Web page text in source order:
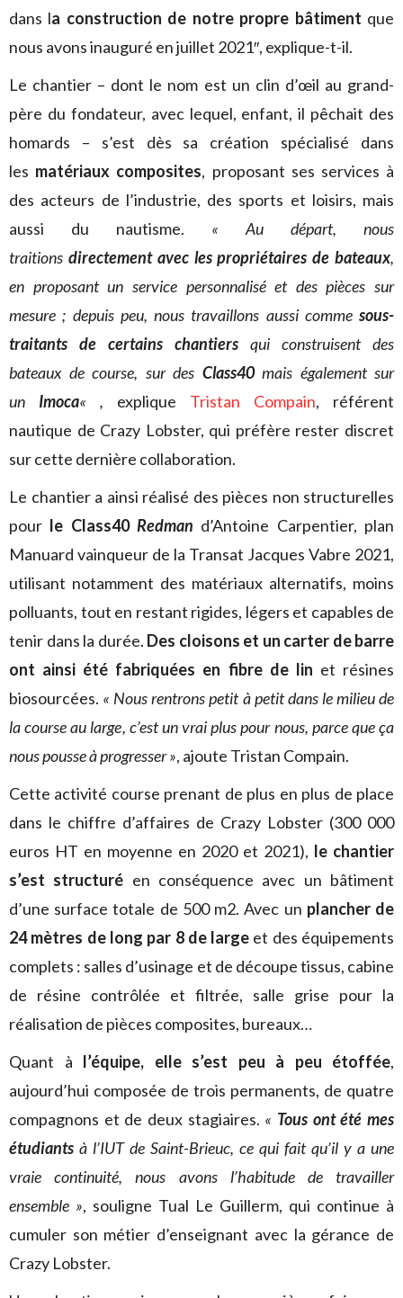
dans la construction de notre propre bâtiment que
nous avons inauguré en juillet 2021″, explique-t-il.
Le chantier – dont le nom est un clin d’œil au grand-
père du fondateur, avec lequel, enfant, il pêchait des
homards – s’est dès sa création spécialisé dans
les matériaux composites, proposant ses services à
des acteurs de l’industrie, des sports et loisirs, mais
aussi du nautisme. « Au départ, nous
traitions directement avec les propriétaires de bateaux,
en proposant un service personnalisé et des pièces sur
mesure ; depuis peu, nous travaillons aussi comme sous-
traitants de certains chantiers qui construisent des
bateaux de course, sur des Class40mais également sur
un Imoca« , explique Tristan Compain, référent
nautique de Crazy Lobster, qui préfère rester discret
sur cette dernière collaboration.
Le chantier a ainsi réalisé des pièces non structurelles
pour le Class40Redman d’Antoine Carpentier, plan
Manuard vainqueur de la Transat Jacques Vabre 2021,
utilisant notamment des matériaux alternatifs, moins
polluants, tout en restant rigides, légers et capables de
tenir dans la durée. Des cloisons et un carter de barre
ont ainsi été fabriquées en fibre de lin et résines
biosourcées. « Nous rentrons petit à petit dans le milieu de
la course au large, c’est un vrai plus pour nous, parce que ça
nous pousse à progresser », ajoute Tristan Compain.
Cette activité course prenant de plus en plus de place
dans le chiffre d’affaires de Crazy Lobster (300 000
euros HT en moyenne en 2020 et 2021), le chantier
s’est structuré en conséquence avec un bâtiment
d’une surface totale de 500 m2. Avec un plancher de
24 mètres de long par 8 de large et des équipements
complets : salles d’usinage et de découpe tissus, cabine
de résine contrôlée et filtrée, salle grise pour la
réalisation de pièces composites, bureaux…
Quant à l’équipe, elle s’est peu à peu étoffée,
aujourd’hui composée de trois permanents, de quatre
compagnons et de deux stagiaires. « Tous ont été mes
étudiants à l’IUT de Saint-Brieuc, ce qui fait qu’il y a une
vraie continuité, nous avons l’habitude de travailler
ensemble », souligne Tual Le Guillerm, qui continue à
cumuler son métier d’enseignant avec la gérance de
Crazy Lobster.